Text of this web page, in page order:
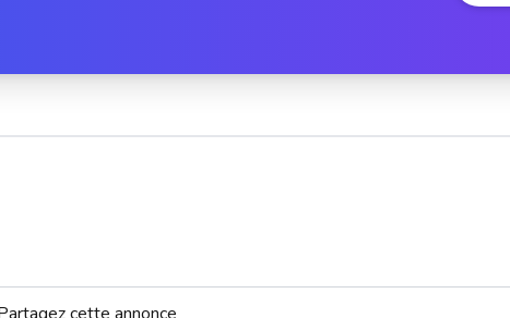
cette annonce